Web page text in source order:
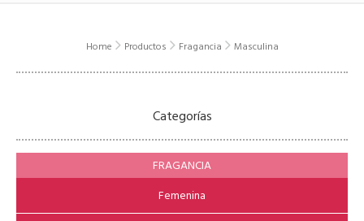
Home Productos Fragancia Masculina
Categorías
FRAGANCIA
Femenina